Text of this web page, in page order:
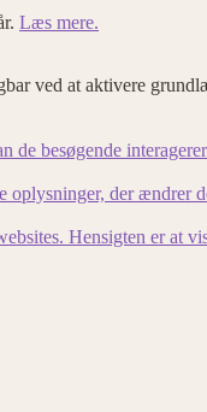
Læs mere.
ved at aktivere
de besøgende
der ændrer
Hensigten er at